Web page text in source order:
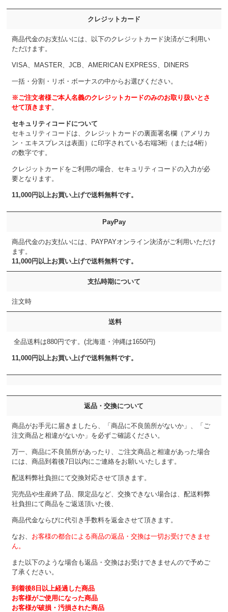
クレジットカード
商品代金のお支払いには、以下のクレジットカード決済がご利用い
ただけます。
VISA、MASTER、JCB、AMERICAN EXPRESS、DINERS
一括・分割・リボ・ボーナスの中からお選びください。
※ご注文者様ご本人名義のクレジットカードのみのお取り扱いとさ
せて頂きます。
セキュリティコードについて
セキュリティコードは、クレジットカードの裏面署名欄（アメリカ
ン・エキスプレスは表面）に印字されている右端3桁（または4桁）
の数字です。
クレジットカードをご利用の場合、セキュリティコードの入力が必
要となります。
11,000円以上お買い上げで送料無料です。
PayPay
商品代金のお支払いには、PAYPAYオンライン決済がご利用いただけ
ます。
11,000円以上お買い上げで送料無料です。
支払時期について
注文時
送料
全品送料は880円です。(北海道・沖縄は1650円)
11,000円以上お買い上げで送料無料です。
返品・交換について
商品がお手元に届きましたら、「商品に不良箇所がないか」、「ご
注文商品と相違がないか」を必ずご確認ください。
万一、商品に不良箇所があったり、ご注文商品と相違があった場合
には、商品到着後7日以内にご連絡をお願いいたします。
配送料弊社負担にて交換対応させて頂きます。
完売品や生産終了品、限定品など、交換できない場合は、配送料弊
社負担にて商品をご返送頂いた後、
商品代金ならびに代引き手数料を返金させて頂きます。
なお、 お客様の都合による商品の返品・交換は一切お受けできませ
ん。
また以下のような場合も返品・交換はお受けできませんので予めご
了承ください。
到着後8日以上経過した商品
お客様がご使用になった商品
お客様が破損・汚損された商品